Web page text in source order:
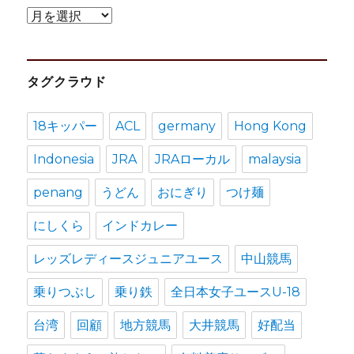
ア
カ
イ
タグクラウド
18キッパー ACL germany Hong Kong
Indonesia JRA JRAローカル malaysia
penang うどん おにぎり つけ麺
にしくら インドカレー
レッズレディースジュニアユース 中山競馬
乗りつぶし 乗り鉄 全日本女子ユースU-18
台湾 回顧 地方競馬 大井競馬 好配当